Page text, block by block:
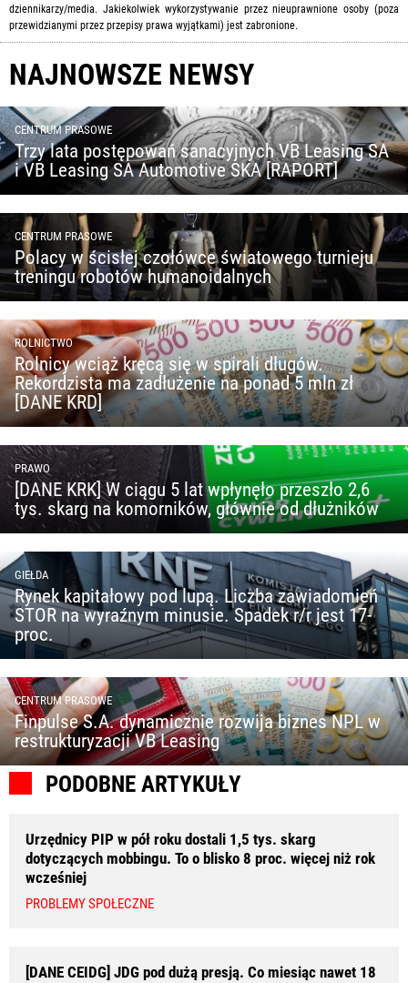
dziennikarzy/media. Jakiekolwiek wykorzystywanie przez nieuprawnione osoby (poza
przewidzianymi przez przepisy prawa wyjątkami) jest zabronione.
NAJNOWSZE NEWSY
CENTRUM PRASOWE
Trzy lata postępowań sanacyjnych VB Leasing SA
i VB Leasing SA Automotive SKA [RAPORT]
CENTRUM PRASOWE
Polacy w ścisłej czołówce światowego turnieju
treningu robotów humanoidalnych
ROLNICTWO
Rolnicy wciąż kręcą się w spirali długów.
Rekordzista ma zadłużenie na ponad 5 mln zł
[DANE KRD]
PRAWO
[DANE KRK] W ciągu 5 lat wpłynęło przeszło 2,6
tys. skarg na komorników, głównie od dłużników
GIEŁDA
Rynek kapitałowy pod lupą. Liczba zawiadomień
STOR na wyraźnym minusie. Spadek r/r jest 17-
proc.
CENTRUM PRASOWE
Finpulse S.A. dynamicznie rozwija biznes NPL w
restrukturyzacji VB Leasing
PODOBNE ARTYKUŁY
Urzędnicy PIP w pół roku dostali 1,5 tys. skarg
dotyczących mobbingu. To o blisko 8 proc. więcej niż rok
wcześniej
PROBLEMY SPOŁECZNE
[DANE CEIDG] JDG pod dużą presją. Co miesiąc nawet 18